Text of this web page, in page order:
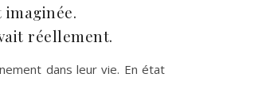
réellement.
dans leur vie. En état